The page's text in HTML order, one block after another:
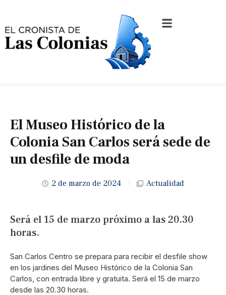
El Museo Histórico de la
Colonia San Carlos será sede de
un desfile de moda
2 de marzo de 2024 Actualidad
Será el 15 de marzo próximo a las 20.30
horas.
San Carlos Centro se prepara para recibir el desfile show
en los jardines del Museo Histórico de la Colonia San
Carlos, con entrada libre y gratuita. Será el 15 de marzo
desde las 20.30 horas.